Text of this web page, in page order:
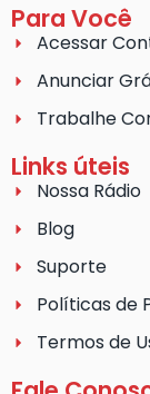
Para Você
Acessar
Anunciar
Trabalhe
Links úteis
Nossa Rádio
Blog
Suporte
Políticas de
Termos de